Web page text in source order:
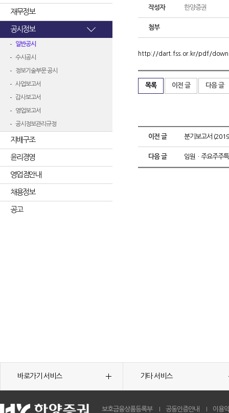
재무정보
공시정보
일반공시
수시공시
정보기술부문 공시
사업보고서
감사보고서
영업보고서
공시정보관리규정
지배구조
윤리경영
영업점안내
채용정보
공고
작성자 한양증권
첨부
http://dart.fss.or.kr/pdf/
목록 이전 글 다음 글
이전 글 분기보고서
다음 글 임원ㆍ주요주주
바로가기 서비스 기타 서비스
보호금융상품등록부 공동인증안내 이용